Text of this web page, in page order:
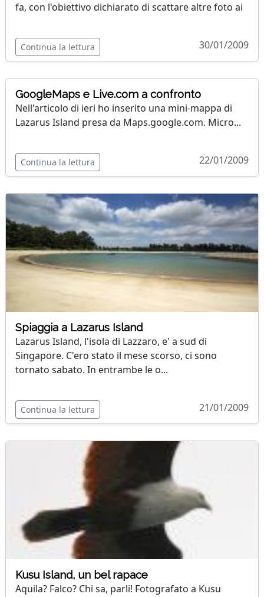
fa, con l'obiettivo dichiarato di scattare altre foto ai
Continua la lettura 30/01/2009
GoogleMaps e Live.com a confronto
Nell'articolo di ieri ho inserito una mini-mappa di
Lazarus Island presa da Maps.google.com. Micro...
Continua la lettura 22/01/2009
Spiaggia a Lazarus Island
Lazarus Island, l'isola di Lazzaro, e' a sud di
Singapore. C'ero stato il mese scorso, ci sono
tornato sabato. In entrambe le o...
Continua la lettura 21/01/2009
Kusu Island, un bel rapace
Aquila? Falco? Chi sa, parli! Fotografato a Kusu